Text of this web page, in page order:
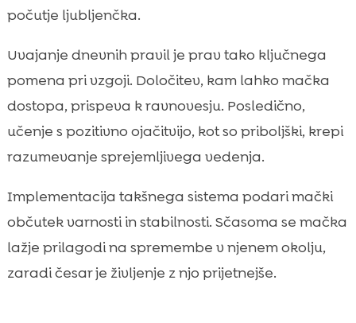
počutje ljubljenčka.
Uvajanje dnevnih pravil je prav tako ključnega
pomena pri vzgoji. Določitev, kam lahko mačka
dostopa, prispeva k ravnovesju. Posledično,
učenje s pozitivno ojačitvijo, kot so priboljški, krepi
razumevanje sprejemljivega vedenja.
Implementacija takšnega sistema podari mački
občutek varnosti in stabilnosti. Sčasoma se mačka
lažje prilagodi na spremembe v njenem okolju,
zaradi česar je življenje z njo prijetnejše.